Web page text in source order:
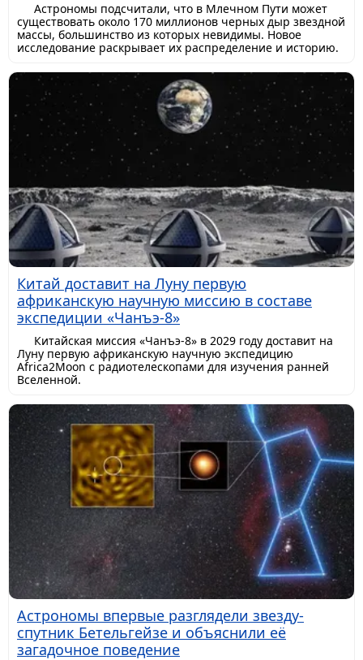
Астрономы подсчитали, что в Млечном Пути может
существовать около 170 миллионов черных дыр звездной
массы, большинство из которых невидимы. Новое
исследование раскрывает их распределение и историю.
Китай доставит на Луну первую
африканскую научную миссию в составе
экспедиции «Чанъэ-8»
Китайская миссия «Чанъэ-8» в 2029 году доставит на
Луну первую африканскую научную экспедицию
Africa2Moon с радиотелескопами для изучения ранней
Вселенной.
Астрономы впервые разглядели звезду-
спутник Бетельгейзе и объяснили её
загадочное поведение